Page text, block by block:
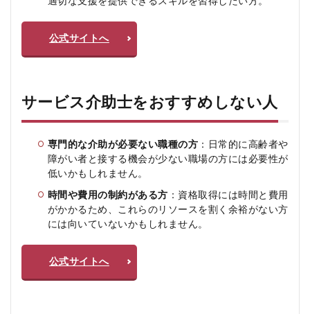
公式サイトへ
サービス介助士をおすすめしない人
専門的な介助が必要ない職種の方 ：日常的に高齢者や
障がい者と接する機会が少ない職場の方には必要性が
低いかもしれません。
時間や費用の制約がある方 ：資格取得には時間と費用
がかかるため、これらのリソースを割く余裕がない方
には向いていないかもしれません。
公式サイトへ